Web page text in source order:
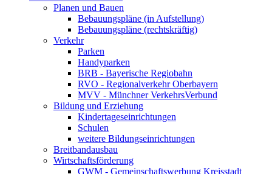
Planen und Bauen
Bebauungspläne (in Aufstellung)
Bebauungspläne (rechtskräftig)
Verkehr
Parken
Handyparken
BRB - Bayerische Regiobahn
RVO - Regionalverkehr Oberbayern
MVV - Münchner VerkehrsVerbund
Bildung und Erziehung
Kindertageseinrichtungen
Schulen
weitere Bildungseinrichtungen
Breitbandausbau
Wirtschaftsförderung
GWM - Gemeinschaftswerbung Kreisstadt